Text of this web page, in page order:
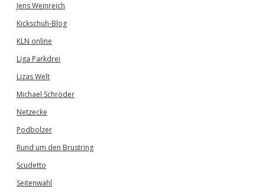
Jens Weinreich
Kickschuh-Blog
KLN online
Liga Parkdrei
Lizas Welt
Michael Schröder
Netzecke
Podbolzer
Rund um den Brustring
Scudetto
Seitenwahl